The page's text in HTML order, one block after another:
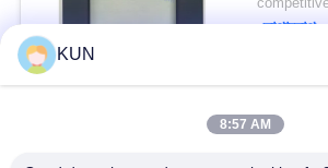
যোগাযোগ
KUN
8:57 AM